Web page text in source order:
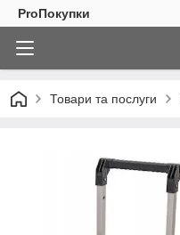
ProПокупки
Товари та послуги